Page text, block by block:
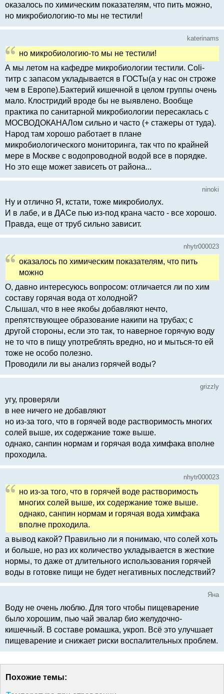
оказалось по химическим показателям, что пить можно,
но микробиологию-то мы не тестили!
katerinams
но микробиологию-то мы не тестили!
А мы летом на кафедре микробиологии тестили. Coli-
титр с запасом укладывается в ГОСТы(а у нас он строже
чем в Европе).Бактерий кишечной в целом группы очень
мало. Клостридий вроде бы не выявлено. Вообще
практика по санитарной микробиологии пересаклась с
МОСВОДОКАНАЛом сильно и часто (+ стажеры от туда).
Народ там хорошо работает в плане
микробиологического мониторинга, так что по крайней
мере в Москве с водопроводной водой все в порядке.
Но это еще может зависеть от района...
ninoki
Ну и отлично Я, кстати, тоже микробиолух.
И в лабе, и в ДАСе пью из-под крана часто - все хорошо.
Правда, еще от труб сильно зависит.
nhytr000023
оказалось по химическим показателям, что пить
можно
О, давно интересуюсь вопросом: отличается ли по хим
составу горячая вода от холодной?
Слышал, что в нее якобы добавляют нечто,
препятствующее образование накипи на трубах; с
другой стороны, если это так, то наверное горячую воду
не то что в пищу употреблять вредно, но и мыться-то ей
тоже не особо полезно.
Проводили ли вы анализ горячей воды?
grizzly
угу, проверяли
в нее ничего не добавляют
но из-за того, что в горячей воде растворимость многих
солей выше, их содержание тоже выше.
однако, санпин нормам и горячая вода химфака вполне
проходила.
nhytr000023
но из-за того, что в горячей воде растворимость
многих солей выше, их содержание тоже выше.
однако, санпин нормам и горячая вода химфака
вполне проходила.
а вывод какой? Правильно ли я понимаю, что солей хоть
и больше, но раз их количество укладывается в жесткие
нормы, то даже от длительного использования горячей
воды в готовке пищи не будет негативных последствий?
Яна
Воду не очень люблю. Для того чтобы пищеварение
было хорошим, пью чай эвалар био желудочно-
кишечный. В составе ромашка, укроп. Всё это улучшает
пищеварение и снижает риски воспалительных проблем.
Похожие темы: